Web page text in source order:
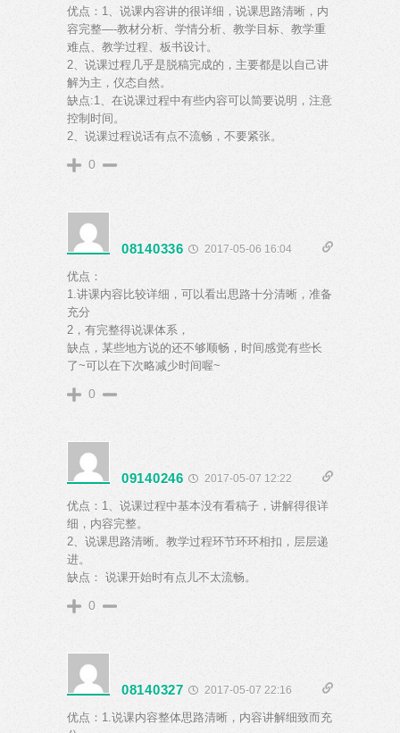
优点：1、说课内容讲的很详细，说课思路清晰，内
容完整—-教材分析、学情分析、教学目标、教学重
难点、教学过程、板书设计。
2、说课过程几乎是脱稿完成的，主要都是以自己讲
解为主，仪态自然。
缺点:1、在说课过程中有些内容可以简要说明，注意
控制时间。
2、说课过程说话有点不流畅，不要紧张。
0
08140336 2017-05-06 16:04
优点：
1.讲课内容比较详细，可以看出思路十分清晰，准备
充分
2，有完整得说课体系，
缺点，某些地方说的还不够顺畅，时间感觉有些长
了~可以在下次略减少时间喔~
0
09140246 2017-05-07 12:22
优点：1、说课过程中基本没有看稿子，讲解得很详
细，内容完整。
2、说课思路清晰。教学过程环节环环相扣，层层递
进。
缺点： 说课开始时有点儿不太流畅。
0
08140327 2017-05-07 22:16
优点：1.说课内容整体思路清晰，内容讲解细致而充